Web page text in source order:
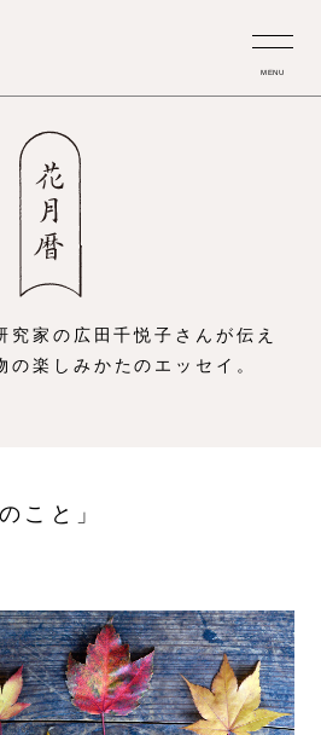
MENU
究家の広田千悦子さんが伝え
の楽しみかたのエッセイ。
こと」